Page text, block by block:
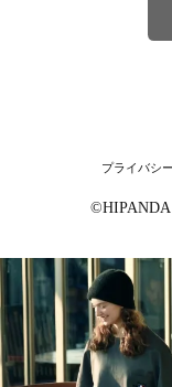
プライバシ
©︎HIPANDA